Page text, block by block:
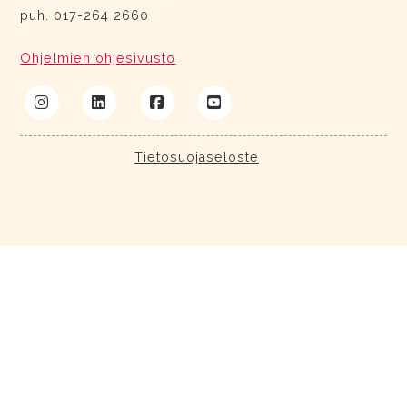
puh. 017-264 2660
Ohjelmien ohjesivusto
Tietosuojaseloste